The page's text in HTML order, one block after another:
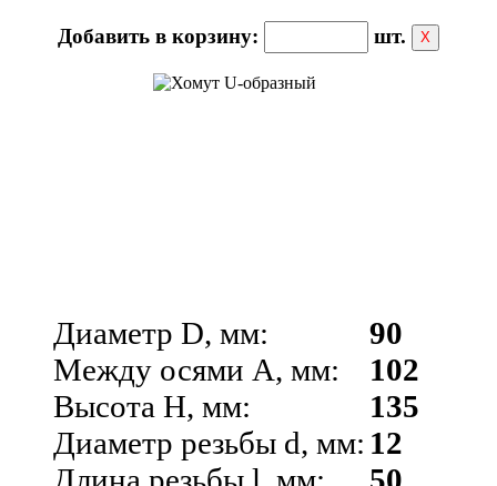
Добавить в корзину: шт. Х
Диаметр D, мм:
Между осями A, мм:
Высота H, мм:
Диаметр резьбы d, мм:
90
102
135
12